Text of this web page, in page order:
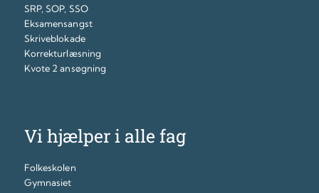
SRP, SOP, SSO
Eksamensangst
Skriveblokade
Korrekturlæsning
Kvote 2 ansøgning
Vi hjælper i alle fag
Folkeskolen
Gymnasiet